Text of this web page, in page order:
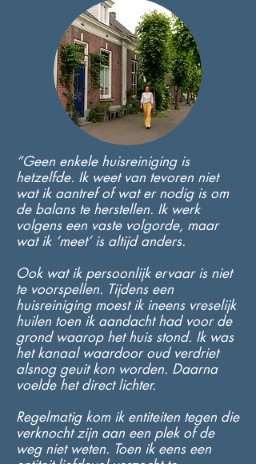
​“Geen enkele huisreiniging is
hetzelfde. Ik weet van tevoren niet
wat ik aantref of wat er nodig is om
de balans te herstellen. Ik werk
volgens een vaste volgorde, maar
wat ik ‘meet’ is altijd anders.​
​Ook wat ik persoonlijk ervaar is niet
te voorspellen. Tijdens een
huisreiniging moest ik ineens vreselijk
huilen toen ik aandacht had voor de
grond waarop het huis stond. Ik was
het kanaal waardoor oud verdriet
alsnog geuit kon worden. Daarna
voelde het direct lichter.
​Regelmatig kom ik entiteiten tegen die
verknocht zijn aan een plek of de
weg niet weten. Toen ik eens een